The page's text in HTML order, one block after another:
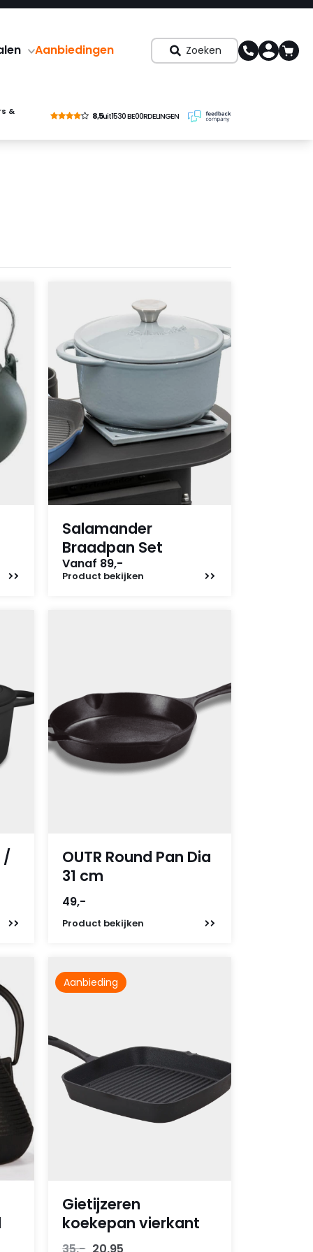
Aanbiedingen Zoeken
&
8,5uit1530 BE00RDELINGEN
Salamander
Braadpan Set
Vanaf 89,-
Product bekijken
/
OUTR Round Pan Dia
31 cm
49,-
Product bekijken
Aanbieding
Gietijzeren
koekepan vierkant
35,- Oorspronkelijke
20,95